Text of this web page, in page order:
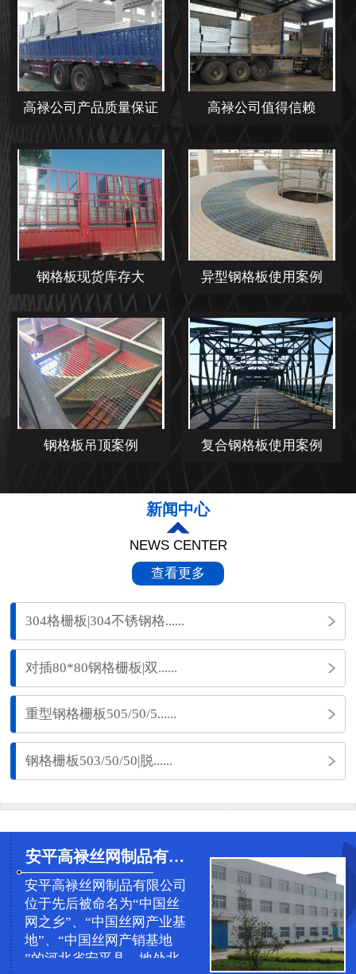
高禄公司产品质量保证 高禄公司值得信赖
钢格板现货库存大 异型钢格板使用案例
钢格板吊顶案例 复合钢格板使用案例
新闻中心
NEWS CENTER
查看更多
304格栅板|304不锈钢格......
对插80*80钢格栅板|双......
重型钢格栅板505/50/5......
钢格栅板503/50/50|脱......
安平高禄丝网制品有限公司
安平高禄丝网制品有限公司
位于先后被命名为“中国丝
网之乡”、“中国丝网产业基
地”、“中国丝网产销基地
”的河北省安平县，地处北